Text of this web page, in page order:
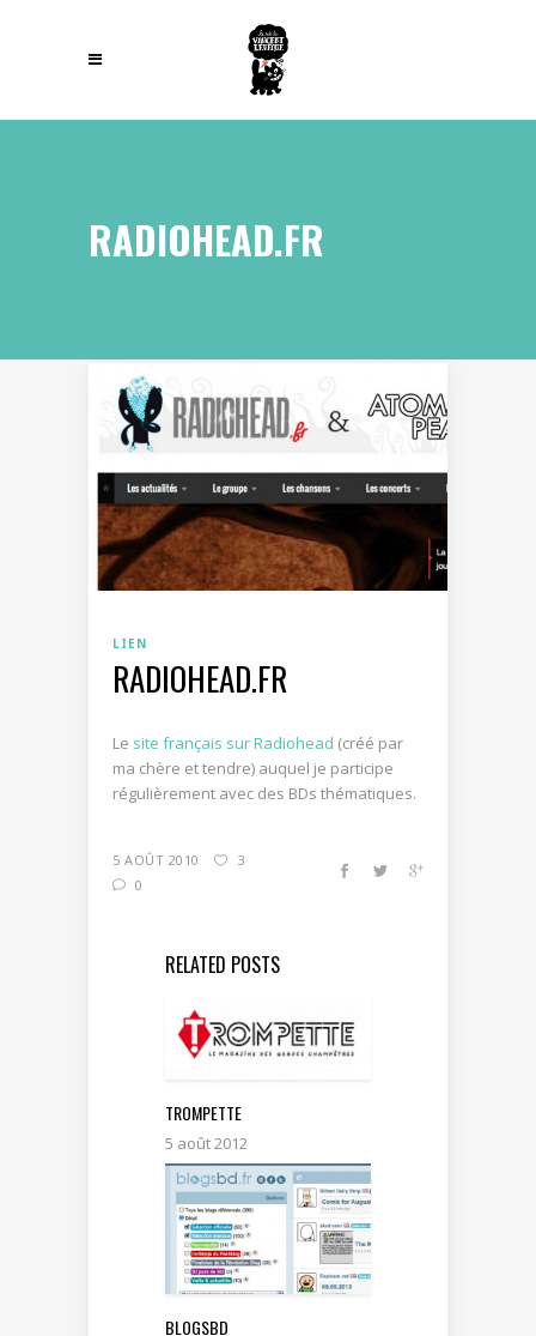
RADIOHEAD.FR
LIEN
RADIOHEAD.FR
Le site français sur Radiohead (créé par
ma chère et tendre) auquel je participe
régulièrement avec des BDs thématiques.
5 AOÛT 2010
3
0
RELATED POSTS
TROMPETTE
5 août 2012
BLOGSBD